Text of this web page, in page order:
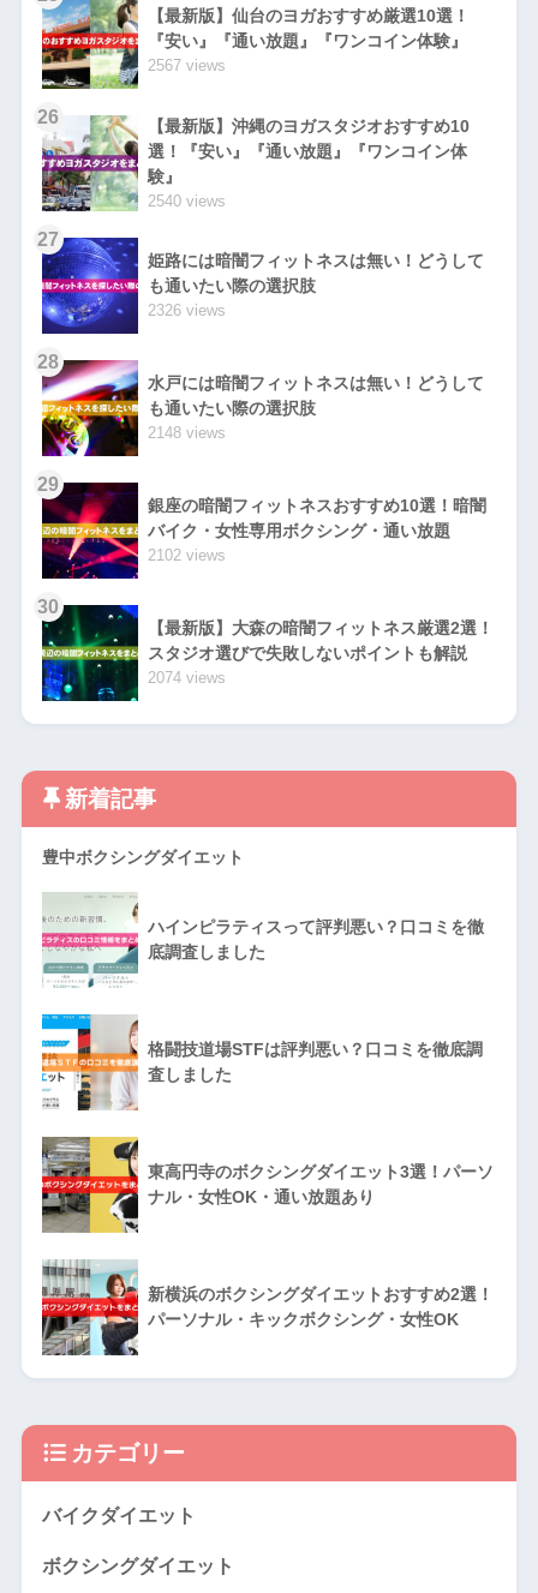
【最新版】仙台のヨガおすすめ厳選10選！
『安い』『通い放題』『ワンコイン体験』
2567 views
26
【最新版】沖縄のヨガスタジオおすすめ10
選！『安い』『通い放題』『ワンコイン体
験』
2540 views
27
姫路には暗闇フィットネスは無い！どうして
も通いたい際の選択肢
2326 views
28
水戸には暗闇フィットネスは無い！どうして
も通いたい際の選択肢
2148 views
29
銀座の暗闇フィットネスおすすめ10選！暗闇
バイク・女性専用ボクシング・通い放題
2102 views
30
【最新版】大森の暗闇フィットネス厳選2選！
スタジオ選びで失敗しないポイントも解説
2074 views
新着記事
豊中ボクシングダイエット
ハインピラティスって評判悪い？口コミを徹
底調査しました
格闘技道場STFは評判悪い？口コミを徹底調
査しました
東高円寺のボクシングダイエット3選！パーソ
ナル・女性OK・通い放題あり
新横浜のボクシングダイエットおすすめ2選！
パーソナル・キックボクシング・女性OK
カテゴリー
バイクダイエット
ボクシングダイエット